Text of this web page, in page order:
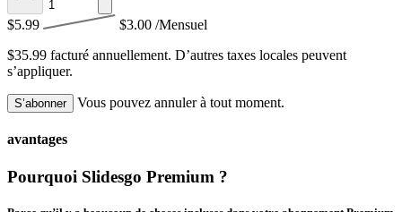
$5.99 $3.00 /Mensuel
$35.99 facturé annuellement. D’autres taxes locales peuvent
s’appliquer.
S’abonner Vous pouvez annuler à tout moment.
avantages
Pourquoi Slidesgo Premium ?